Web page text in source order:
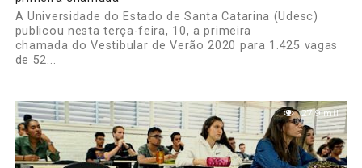
A Universidade do Estado de Santa Catarina (Udesc)
publicou nesta terça-feira, 10, a primeira
chamada do Vestibular de Verão 2020 para 1.425 vagas
de 52...
27.9 mil